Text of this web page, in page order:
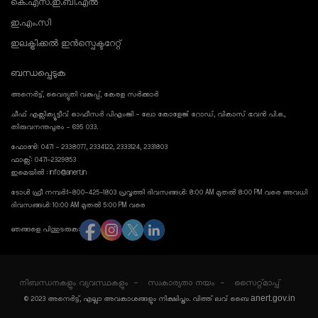
കെ.എസ്.ഇ.ബി.എൽ
ഇ.എം.സി
ഇലക്ട്രിക്കൽ ഇൻസ്പെക്ടറേറ്റ്
ബന്ധപ്പെടുക
അനെർട്ട്, വൈദ്യുതി വകുപ്പ്, കേരള സർക്കാർ
ചീഫ് എക്സിക്യൂട്ടീവ് ഓഫീസർ പിഎംജി - ലോ കോളേജ് റോഡ്, വികാസ് ഭവൻ പി.ഒ.,
തിരുവനന്തപുരം - 695 033.
ഫോൺ: 0471 - 2338077, 2334122, 2333124, 2331803
ഫാക്സ്: 0471-2329853
ഇമെയിൽ : info@anert.in
ടോൾ ഫ്രീ നമ്പർ:1-800-425-1803 പ്രവൃത്തി ദിവസങ്ങൾ: 8:00 AM മുതൽ 8:00 PM വരെ അവധി
ദിവസങ്ങൾ: 10:00 AM മുതൽ 5:00 PM വരെ
ഞങ്ങളെ പിന്തുടരുക:
നിബന്ധനകളും വ്യവസ്ഥകളും സ്വകാര്യതാ നയം സൈറ്റ്മാപ്പ്
© 2023 അനെർട്ട്, എല്ലാ അവകാശങ്ങളും നിക്ഷിപ്തം. വിത്ത് ലവ് ബൈ anert.gov.in